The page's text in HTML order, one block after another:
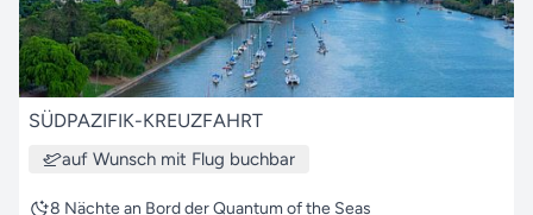
SÜDPAZIFIK-KREUZFAHRT
auf Wunsch mit Flug buchbar
8 Nächte an Bord der Quantum of the Seas